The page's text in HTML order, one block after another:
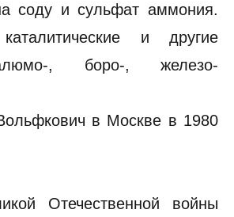
соду и сульфат аммония.
и другие
, боро-, железо-
в Москве в 1980
Отечественной войны